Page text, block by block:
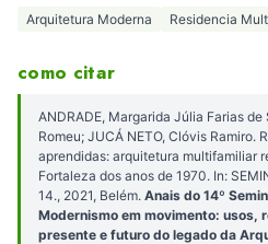
Arquitetura Moderna Residencia
como citar
ANDRADE, Margarida Júlia Farias de
Romeu; JUCÁ NETO, Clóvis Ramiro.
aprendidas: arquitetura multifamiliar
Fortaleza dos anos de 1970. In:
14., 2021, Belém. Anais do 14º
Modernismo em movimento: usos,
presente e futuro do legado da